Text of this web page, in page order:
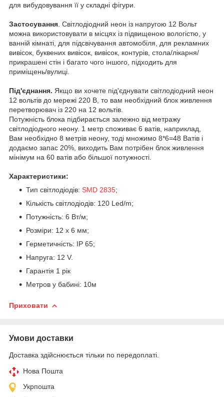
для вибудовування її у складні фігури.
Застосування . Світлодіодний неон із напругою 12 Вольт
можна використовувати в місцях із підвищеною вологістю, у
ванній кімнаті, для підсвічування автомобіля, для рекламних
вивісок, буквених вивісок, вивісок, контурів, стола/лікарня/
прикрашені стін і багато чого іншого, підходить для
приміщень/вулиці.
Під'єднання. Якщо ви хочете під'єднувати світлодіодний неон
12 вольтів до мережі 220 В, то вам необхідний блок живлення
перетворювач із 220 на 12 вольтів.
Потужність блока підбирається залежно від метражу
світлодіодного неону. 1 метр споживає 6 ватів, наприклад,
Вам необхідно 8 метрів неону, тоді множимо 8*6=48 Ватів і
додаємо запас 20%, виходить Вам потрібен блок живлення
мінімум на 60 ватів або більшої потужності.
Характеристики:
Тип світлодіодів: SMD 2835;
Кількість світлодіодів: 120 Led/m;
Потужність: 6 Вт/м;
Розміри: 12 х 6 мм;
Герметичність: IP 65;
Напруга: 12 V.
Гарантія 1 рік
Метров у бабині: 10м
Приховати
Умови доставки
Доставка здійснюється тільки по передоплаті.
Нова Пошта
Укрпошта